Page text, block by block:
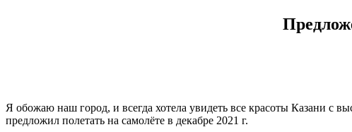
Я обожаю наш город, и всегда хотела увидеть все красоты Казани с
предложил полетать на самолёте в декабре 2021 г.